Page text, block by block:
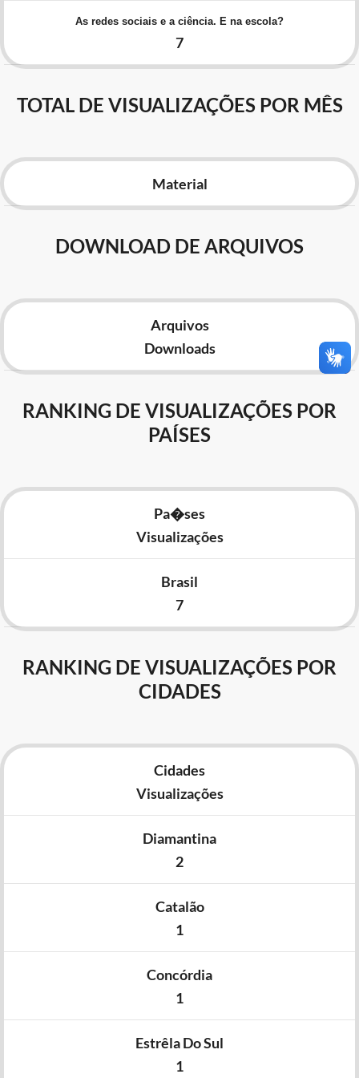
Advocacia-Geral da União
Banco Central do Brasil
As redes sociais e a ciência. E na escola?
7
TOTAL DE VISUALIZAÇÕES POR MÊS
Material
DOWNLOAD DE ARQUIVOS
Arquivos
Downloads
RANKING DE VISUALIZAÇÕES POR
PAÍSES
Pa�ses
Visualizações
Brasil
7
RANKING DE VISUALIZAÇÕES POR
CIDADES
Cidades
Visualizações
Diamantina
2
Catalão
1
Concórdia
1
Estrêla Do Sul
1